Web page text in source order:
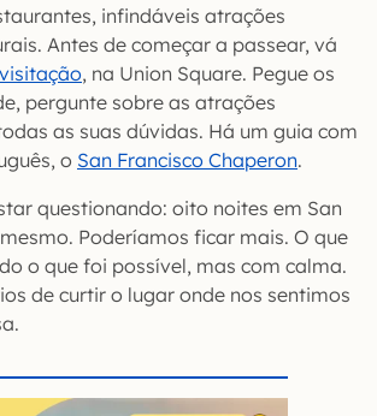
infindáveis atrações
Antes de começar a passear, vá
, na Union Square. Pegue os
pergunte sobre as atrações
as suas dúvidas. Há um guia com
o San Francisco Chaperon.
questionando: oito noites em San
Poderíamos ficar mais. O que
o que foi possível, mas com calma.
de curtir o lugar onde nos sentimos